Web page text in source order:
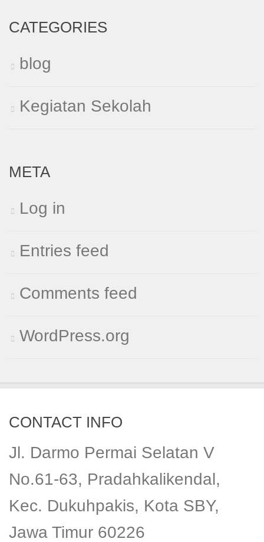
CATEGORIES
blog
Kegiatan Sekolah
META
Log in
Entries feed
Comments feed
WordPress.org
CONTACT INFO
Jl. Darmo Permai Selatan V
No.61-63, Pradahkalikendal,
Kec. Dukuhpakis, Kota SBY,
Jawa Timur 60226